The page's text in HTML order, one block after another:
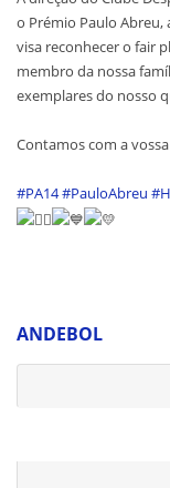
o Prémio Paulo
visa reconhecer o fair
membro da nossa
exemplares do nosso
Contamos com a
#PA14#PauloAbreu
ANDEBOL